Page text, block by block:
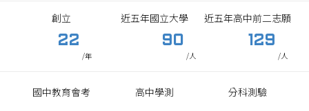
創立
22
/年
近五年國立大學
90
/人
近五年高中前二志願
129
/人
國中教育會考 高中學測 分科測驗